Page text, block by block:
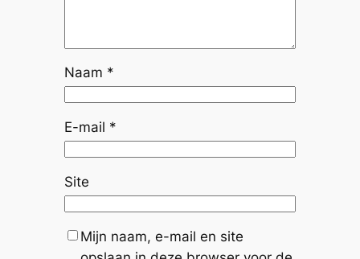
Naam *
E-mail *
Site
Mijn naam, e-mail en site